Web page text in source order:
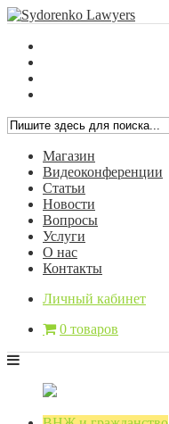
Магазин
Видеоконференции
Статьи
Новости
Вопросы
Услуги
О нас
Контакты
Личный кабинет
0 товаров